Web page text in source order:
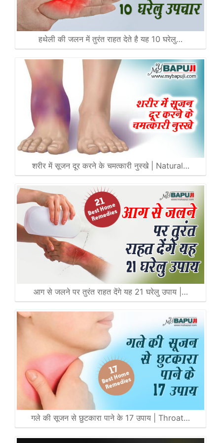
हथेली की जलन में तुरंत राहत देते है यह 10 घरेलु…
शरीर में सूजन दूर करने के चमत्कारी नुस्खे | Natural…
आग से जलने पर तुरंत राहत देंगे यह 21 घरेलु उपाय |…
गले की सूजन से छुटकारा पाने के 17 उपाय | Throat…